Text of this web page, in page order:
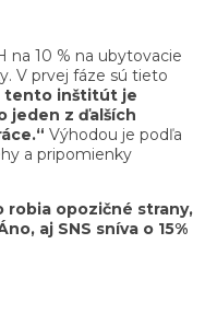
na 10 % na ubytovacie
V prvej fáze sú tieto
tento inštitút je
jeden z ďalších
Výhodou je podľa
a pripomienky
robia opozičné strany,
aj SNS sníva o 15%